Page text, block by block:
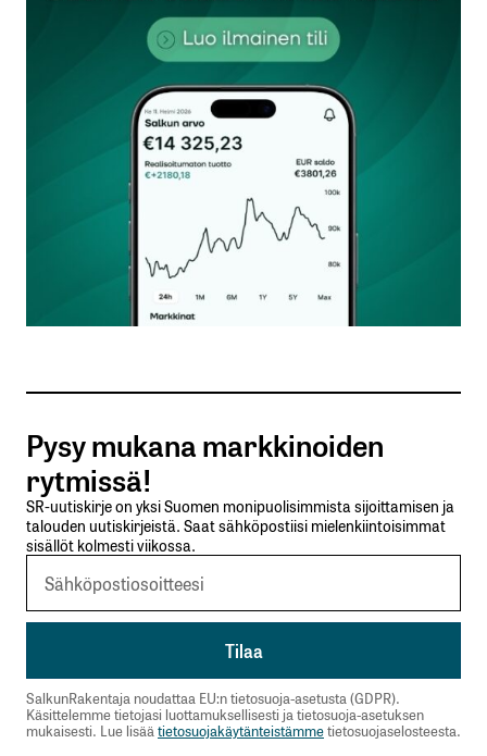
Sähköpostiosoitettasi ei julkaista.Pakolliset
kentät on merkitty*
Kommentti*
Nimesi tai nimimerkkisi
Sähköpostiosoitteesi
Tilaa SalkunRakentajan uutiskirje
Lähetä kommentti
Pysy mukana markkinoiden
rytmissä!
SR-uutiskirje on yksi Suomen monipuolisimmista sijoittamisen ja
talouden uutiskirjeistä. Saat sähköpostiisi mielenkiintoisimmat
sisällöt kolmesti viikossa.
SalkunRakentaja noudattaa EU:n tietosuoja-asetusta (GDPR).
Käsittelemme tietojasi luottamuksellisesti ja tietosuoja-asetuksen
mukaisesti. Lue lisää tietosuojakäytänteistämmetietosuojaselosteesta.